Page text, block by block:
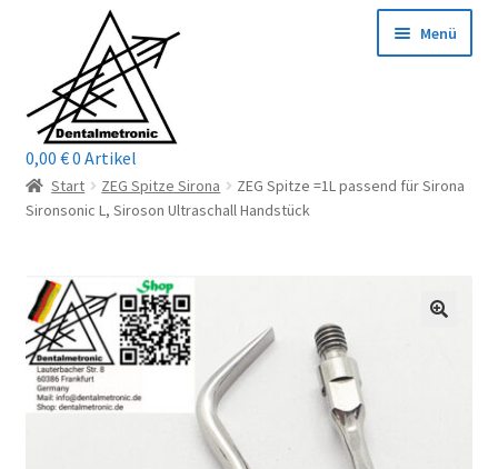
Navigation
springen
springen
Menü
Home
Mein Konto / Login
Kontakt
Reparaturservice
0,00 €0 Artikel
Start ZEG Spitze Sirona
ZEG Spitze =1L passend für Sirona
Sironsonic L, Siroson Ultraschall Handstück